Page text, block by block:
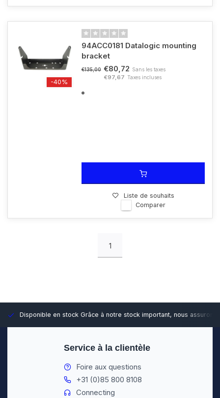
-40%
94ACC0181 Datalogic mounting
bracket
€135,00 €80,72 Sans les taxes
€97,67 Taxes incluses
Liste de souhaits
Comparer
1
Disponible en stock Grâce à notre stock important, nous
Service à la clientèle
Foire aux questions
+31 (0)85 800 8108
Connecting